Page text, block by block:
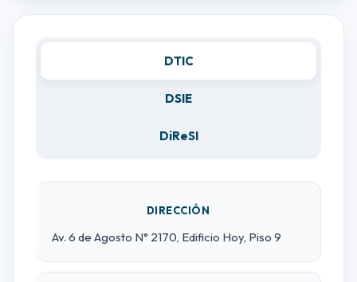
DTIC
DSIE
DiReSI
DIRECCIÓN
Av. 6 de Agosto N° 2170, Edificio Hoy, Piso 9